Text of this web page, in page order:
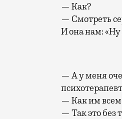
— Как?
— Смотреть
И она нам: «Ну
— А у меня
— Как им всем
— Так это без